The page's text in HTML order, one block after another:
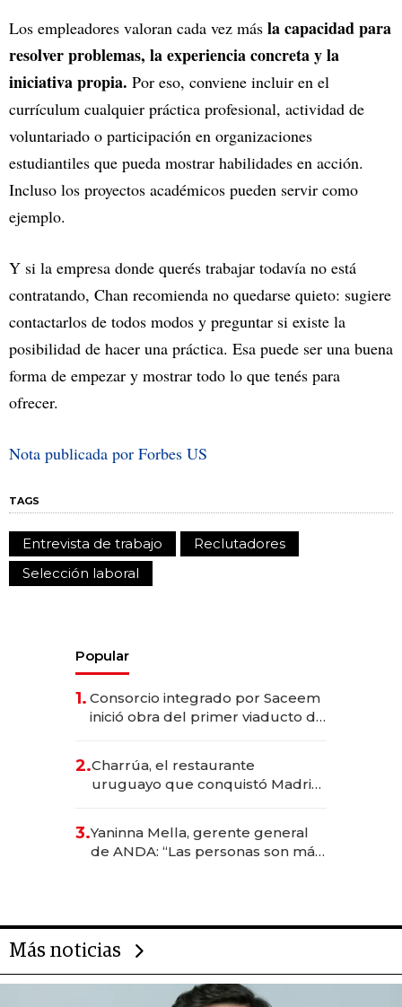
Los empleadores valoran cada vez más la capacidad para
resolver problemas, la experiencia concreta y la
iniciativa propia. Por eso, conviene incluir en el
currículum cualquier práctica profesional, actividad de
voluntariado o participación en organizaciones
estudiantiles que pueda mostrar habilidades en acción.
Incluso los proyectos académicos pueden servir como
ejemplo.
Y si la empresa donde querés trabajar todavía no está
contratando, Chan recomienda no quedarse quieto: sugiere
contactarlos de todos modos y preguntar si existe la
posibilidad de hacer una práctica. Esa puede ser una buena
forma de empezar y mostrar todo lo que tenés para
ofrecer.
Nota publicada por Forbes US
TAGS
Entrevista de trabajo
Reclutadores
Selección laboral
Popular
1. Consorcio integrado por Saceem
inició obra del primer viaducto de
millones
2.Charrúa, el restaurante
uruguayo que conquistó Madrid:
anticipación y prepara apertura
3.Yaninna Mella, gerente general
de ANDA: “Las personas son más
Más noticias